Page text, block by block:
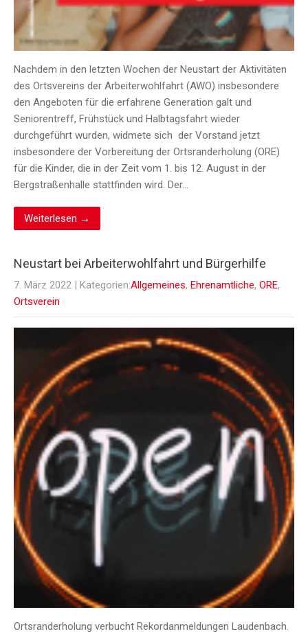
Nachdem in den letzten Wochen der Neustart der Aktivitäten
des Ortsvereins der Arbeiterwohlfahrt (AWO) insbesondere
den Angeboten für die erfahrene Generation galt und
Seniorentreff, Frühstück und Halbtagsfahrt wieder
durchgeführt wurden, widmete sich der Vorstand jetzt
insbesondere der Vorbereitung der Ortsranderholung (ORE)
für die Kinder, die in der Zeit vom 1. bis 12. August in der
Bergstraßenhalle stattfinden wird. Der…
Weiterlesen →
Neustart bei Arbeiterwohlfahrt und Bürgerhilfe
7. März 2022 | Kategorien:Allgemeines, Ehrenamtliche, ORE,
Ortsverein
Ortsranderholung verbucht Rekordanmeldungen Laudenbach.